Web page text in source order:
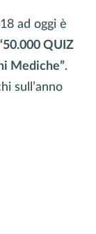
ad oggi è
QUIZ
Mediche”.
sull’anno